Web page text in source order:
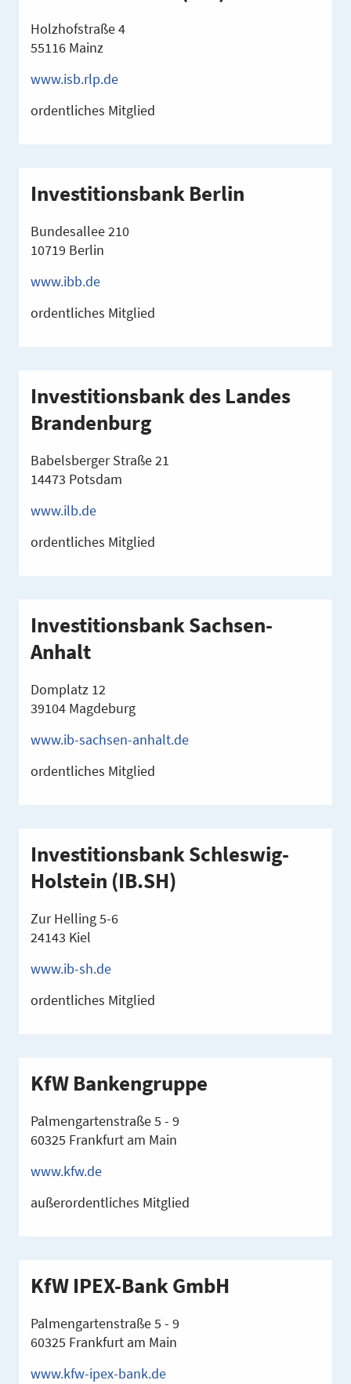
Holzhofstraße 4
55116 Mainz
www.isb.rlp.de
ordentliches Mitglied
Investitionsbank Berlin
Bundesallee 210
10719 Berlin
www.ibb.de
ordentliches Mitglied
Investitionsbank des Landes
Brandenburg
Babelsberger Straße 21
14473 Potsdam
www.ilb.de
ordentliches Mitglied
Investitionsbank Sachsen-
Anhalt
Domplatz 12
39104 Magdeburg
www.ib-sachsen-anhalt.de
ordentliches Mitglied
Investitionsbank Schleswig-
Holstein (IB.SH)
Zur Helling 5-6
24143 Kiel
www.ib-sh.de
ordentliches Mitglied
KfW Bankengruppe
Palmengartenstraße 5 - 9
60325 Frankfurt am Main
www.kfw.de
außerordentliches Mitglied
KfW IPEX-Bank GmbH
Palmengartenstraße 5 - 9
60325 Frankfurt am Main
www.kfw-ipex-bank.de